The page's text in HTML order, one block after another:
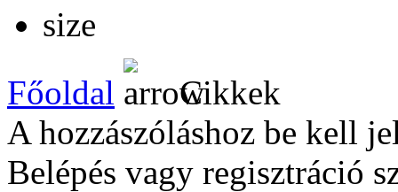
Főoldal
Cikkek
A hozzászóláshoz be kell
Belépés vagy regisztráció